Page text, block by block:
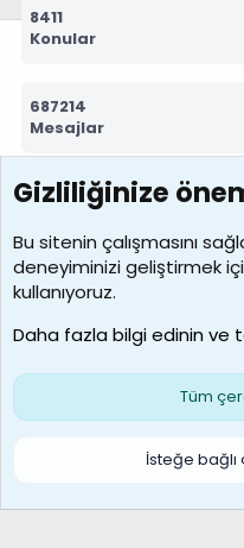
8411
Konular
687214
Mesajlar
7388
Kullanıcılar
borabekirogluu
Son üye
Çerezler
Gizliliğinize
Bu sitenin çalışmasını
deneyiminizi geliştirmek
kullanıyoruz.
Daha fazla bilgi edinin ve
Tüm
İsteğe